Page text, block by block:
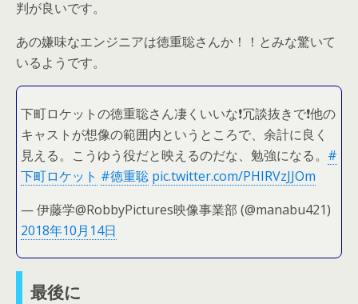
判が良いです。
あの嫌味なエンジニアは徳重聡さんか！！とみな驚いて
いるようです。
下町ロケットの徳重聡さん凄くいいな❗️冗談抜きで❗️他の
キャストが想像の範囲内というところで、余計に良く
見える。こうゆう役だと映えるのだな、勉強になる。 #
下町ロケット #徳重聡 pic.twitter.com/PHIRVzJJOm
— 伊藤学@RobbyPictures映像事業部 (@manabu421)
2018年10月14日
最後に